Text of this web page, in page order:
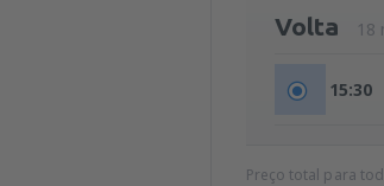
Volta 18
15:30
Preço total para